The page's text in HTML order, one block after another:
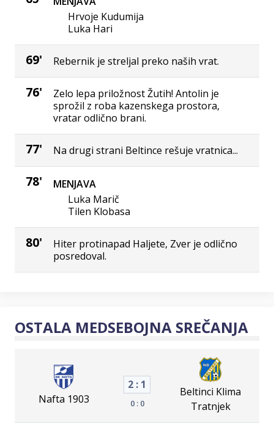
Hrvoje Kudumija
Luka Hari
69' Rebernik je streljal preko naših vrat.
76'
Zelo lepa priložnost Žutih! Antolin je
sprožil z roba kazenskega prostora,
vratar odlično brani.
77' Na drugi strani Beltince rešuje vratnica...
78'
MENJAVA
Luka Marič
Tilen Klobasa
80'
Hiter protinapad Haljete, Zver je odlično
posredoval.
OSTALA MEDSEBOJNA SREČANJA
Nafta 1903
2 : 1
0 : 0
Beltinci Klima
Tratnjek